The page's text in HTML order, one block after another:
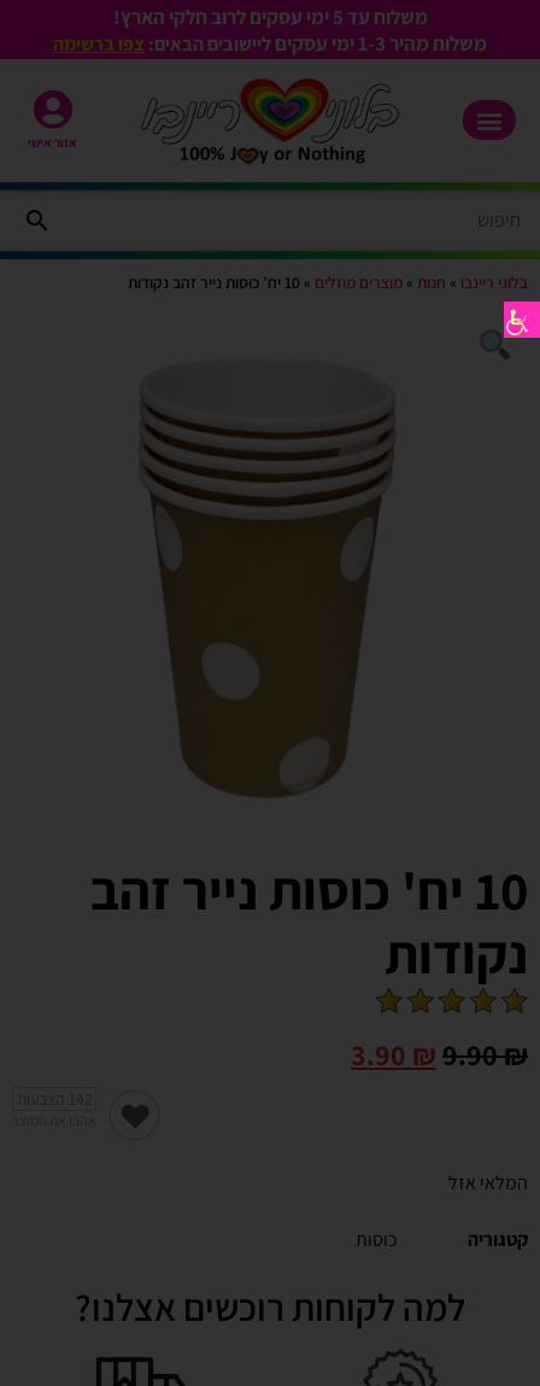
משלוח עד 5 ימי עסקים לרוב חלקי הארץ!
משלוח מהיר 1-3
ימי עסקים ליישובים הבאים: צפו ברשימה
אזור אישי
בלוני ריינבו » חנות » מוצרים מוזלים » 10 יח’ כוסות נייר זהב נקודות
10 יח' כוסות נייר זהב
נקודות
9.90₪
3.90 ₪
המלאי אזל
קטגוריה כוסות
למה לקוחות רוכשים אצלנו?